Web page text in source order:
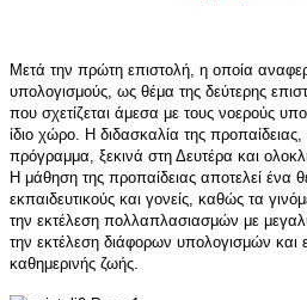
Μετά την πρώτη επιστολή, η οποία
υπολογισμούς, ως θέμα της δεύτερης
που σχετίζεται άμεσα με τους νοερούς
ίδιο χώρο. Η διδασκαλία της
πρόγραμμα, ξεκινά στη Δευτέρα και
Η μάθηση της προπαίδειας αποτελεί ένα
εκπαιδευτικούς και γονείς, καθώς τα
την εκτέλεση πολλαπλασιασμών με
την εκτέλεση διάφορων υπολογισμών και
καθημερινής ζωής.